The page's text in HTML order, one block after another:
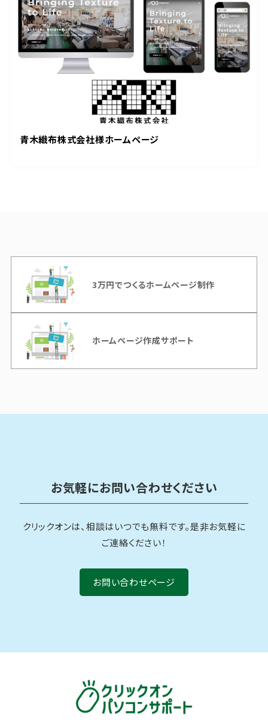
青木織布株式会社様ホームページ
3万円でつくるホームページ制作
ホームページ作成サポート
お気軽にお問い合わせください
クリックオンは、相談はいつでも無料です。是非お気軽に
ご連絡ください！
お問い合わせページ